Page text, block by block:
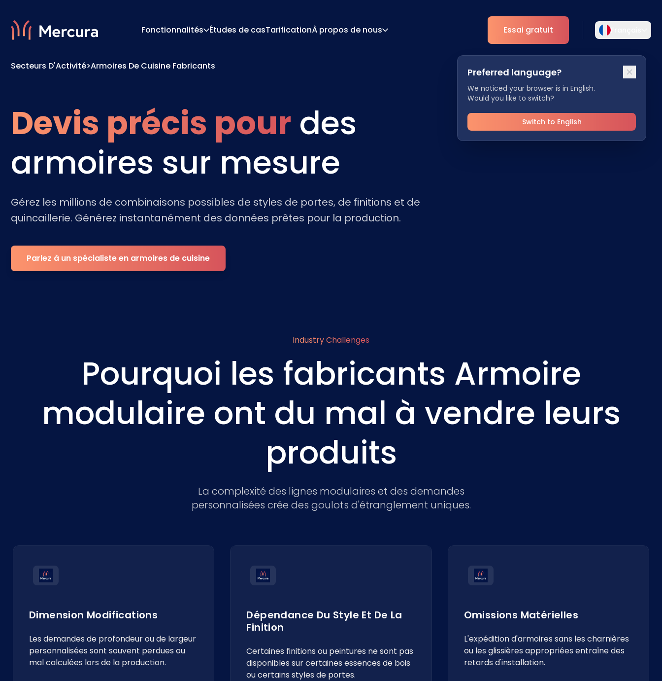
Fonctionnalités
Analytique
Études de casTarificationÀ propos de nous
Contact Partenaires
Preferred language?
We noticed your browser is in English.
Would you like to switch?
Switch to English
Essai gratuit
Choisissez votre langue préférée pour une
expérience plus personnalisée.
English Deutsch
Español Dansk
Secteurs D'Activité>Armoires De Cuisine Fabricants
Devis précis pour des
armoires sur mesure
Gérez les millions de combinaisons possibles de styles de portes, de finitions et de
quincaillerie. Générez instantanément des données prêtes pour la production.
Parlez à un spécialiste en armoires de cuisine
Industry Challenges
Pourquoi les fabricants Armoire
modulaire ont du mal à vendre leurs
produits
La complexité des lignes modulaires et des demandes
personnalisées crée des goulots d'étranglement uniques.
Dimension Modifications
Les demandes de profondeur ou de largeur
personnalisées sont souvent perdues ou
mal calculées lors de la production.
Dépendance Du Style Et De La
Finition
Certaines finitions ou peintures ne sont pas
disponibles sur certaines essences de bois
ou certains styles de portes.
Omissions Matérielles
L'expédition d'armoires sans les charnières
ou les glissières appropriées entraîne des
retards d'installation.